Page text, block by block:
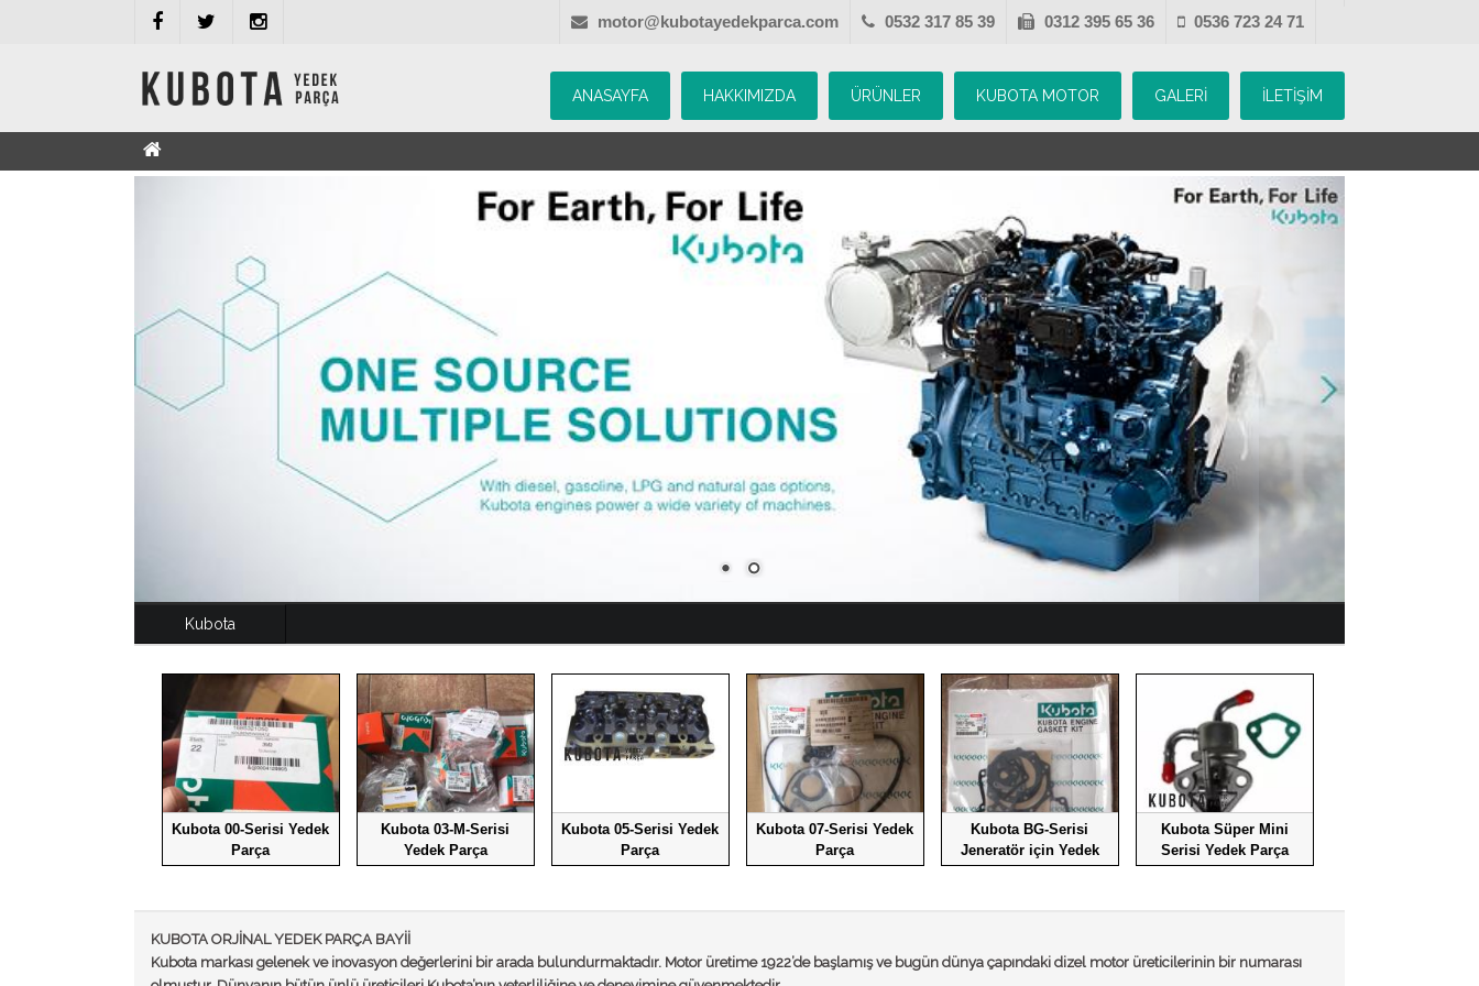
motor@kubotayedekparca.com 0532 317 85 39 0312 395 65 36 0536 723 24 71
ANASAYFA HAKKIMIZDA ÜRÜNLER KUBOTA MOTOR GALERİ İLETİŞİM
Kubota
Kubota 00-Serisi Yedek
Parça
Kubota 03-M-Serisi
Yedek Parça
Kubota 05-Serisi Yedek
Parça
Kubota 07-Serisi Yedek
Parça
Kubota BG-Serisi
Jeneratör için Yedek
Parça
Kubota Süper Mini
Serisi Yedek Parça
KUBOTA ORJİNAL YEDEK PARÇA BAYİİ
Kubota markası gelenek ve inovasyon değerlerini bir arada bulundurmaktadır. Motor üretime 1922’de başlamış ve bugün dünya çapındaki dizel motor üreticilerinin bir numarası